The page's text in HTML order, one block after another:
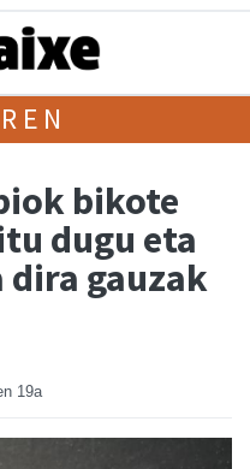
bikote
dugu eta
gauzak
19a